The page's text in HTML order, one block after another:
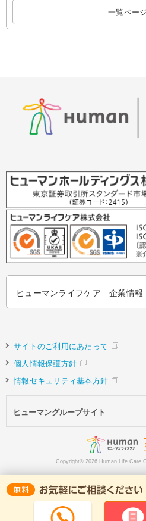
一覧ペー
ヒューマンライフケア 企業情報
サイトのご利用にあたって
個人情報保護方針
情報セキュリティ基本方針
ヒューマングループサイト
Copyright© 2026 Human Life Care